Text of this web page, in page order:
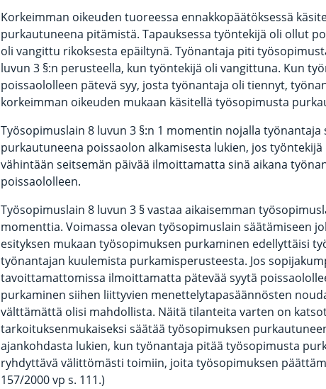
Korkeimman oikeuden tuoreessa ennakkopäätöksessä
purkautuneena pitämistä. Tapauksessa työntekijä oli ollut
oli vangittu rikoksesta epäiltynä. Työnantaja piti
luvun 3 §:n perusteella, kun työntekijä oli vangittuna. Kun
poissaololleen pätevä syy, josta työnantaja oli tiennyt,
korkeimman oikeuden mukaan käsitellä työsopimusta
Työsopimuslain 8 luvun 3 §:n 1 momentin nojalla
purkautuneena poissaolon alkamisesta lukien, jos
vähintään seitsemän päivää ilmoittamatta sinä aikana
poissaololleen.
Työsopimuslain 8 luvun 3 § vastaa aikaisemman
momenttia. Voimassa olevan työsopimuslain säätämiseen
esityksen mukaan työsopimuksen purkaminen edellyttäisi
työnantajan kuulemista purkamisperusteesta. Jos
tavoittamattomissa ilmoittamatta pätevää syytä
purkaminen siihen liittyvien menettelytapasäännösten
välttämättä olisi mahdollista. Näitä tilanteita varten on
tarkoituksenmukaiseksi säätää työsopimuksen
ajankohdasta lukien, kun työnantaja pitää työsopimusta
ryhdyttävä välittömästi toimiin, joita työsopimuksen
157/2000 vp s. 111.)